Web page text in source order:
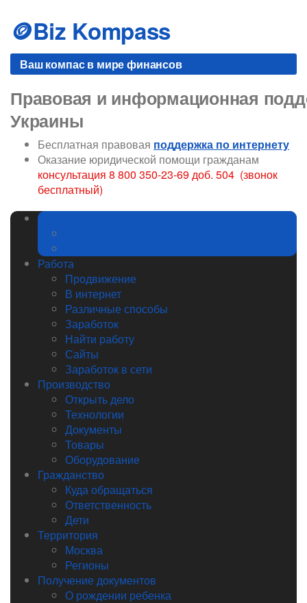
content
🪙Biz Kompass
Ваш компас в мире финансов
Правовая и информационная
Украины
Бесплатная правовая поддержка по интернету
Оказание юридической помощи гражданам
консультация 8 800 350-23-69 доб. 504 (звонок
бесплатный)
Законодательство
Работа
Продвижение
В интернет
Различные способы
Заработок
Найти работу
Сайты
Заработок в сети
Производство
Открыть дело
Технологии
Документы
Товары
Оборудование
Гражданство
Куда обращаться
Ответственность
Дети
Территория
Москва
Регионы
Получение документов
О рождении ребенка